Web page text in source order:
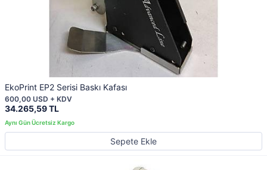
EkoPrint EP2 Serisi Baskı Kafası
34.265,59 TL
600,00 USD + KDV
Sepete Ekle